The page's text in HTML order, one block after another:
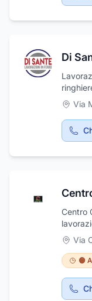
Di
e
Via
Centro
creare
Via
🟠